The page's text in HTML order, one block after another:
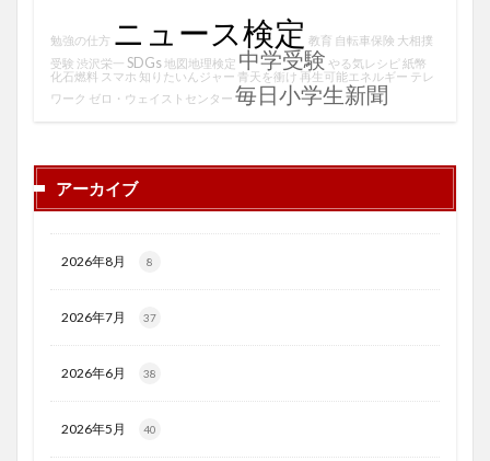
勉強の仕方 ニュース検定 教育 自転車保険 大相撲
受験 渋沢栄一 SDGs 地図地理検定 中学受験 やる気レシピ 紙幣
化石燃料 スマホ 知りたいんジャー 青天を衝け 再生可能エネルギー テレ
ワーク ゼロ・ウェイストセンター 毎日小学生新聞
アーカイブ
2026年8月 8
2026年7月 37
2026年6月 38
2026年5月 40